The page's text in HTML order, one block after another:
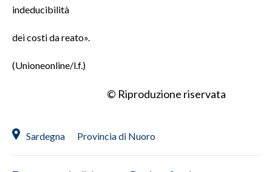
indeducibilità
dei costi da reato».
(Unioneonline/l.f.)
© Riproduzione riservata
Sardegna Provincia di Nuoro